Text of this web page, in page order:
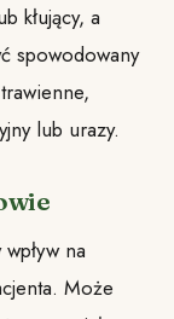
kłujący, a
spowodowany
lub urazy.
na
Może